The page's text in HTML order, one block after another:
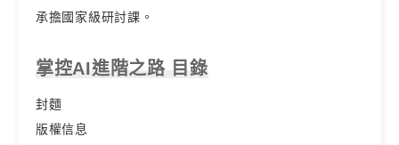
承擔國家級研討課。
掌控AI進階之路 目錄
封麵
版權信息